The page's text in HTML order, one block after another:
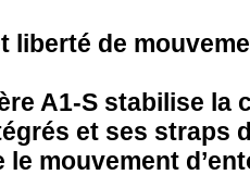
liberté de
A1-S stabilise la
et ses straps
le mouvement